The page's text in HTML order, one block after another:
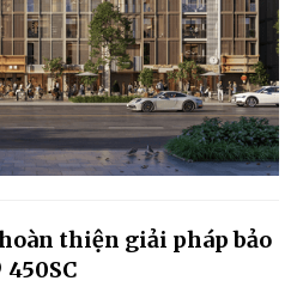
thiện giải pháp bảo